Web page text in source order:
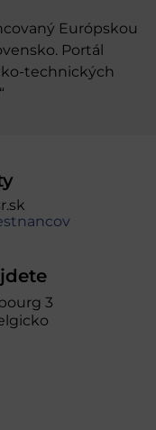
Európskou
Portál
technických
3